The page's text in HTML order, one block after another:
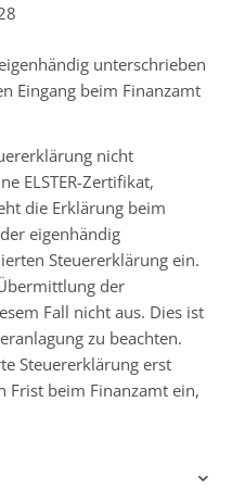
unterschrieben
Eingang beim Finanzamt
nicht
ELSTER-Zertifikat,
die Erklärung beim
eigenhändig
Steuererklärung ein.
der
Fall nicht aus. Dies ist
zu beachten.
Steuererklärung erst
Frist beim Finanzamt ein,